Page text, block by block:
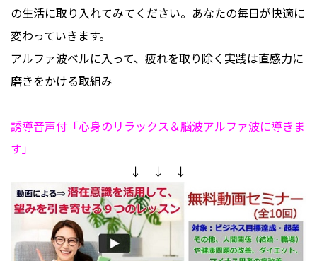
の生活に取り入れてみてください。あなたの毎日が快適に
変わっていきます。
アルファ波ベルに入って、疲れを取り除く実践は直感力に
磨きをかける取組み
誘導音声付「心身のリラックス＆脳波アルファ波に導きま
す」
↓ ↓ ↓